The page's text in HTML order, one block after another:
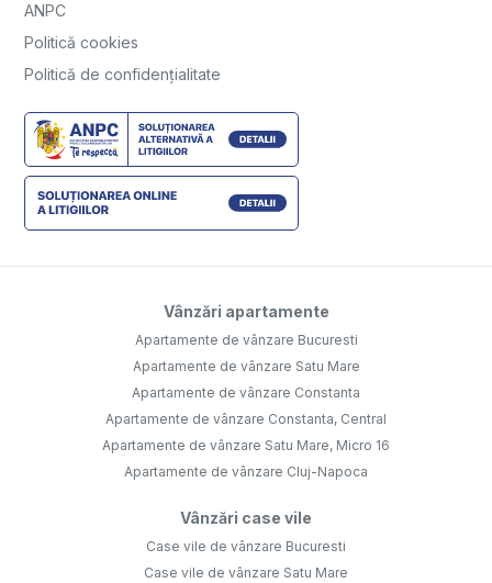
ANPC
Politică cookies
Politică de confidențialitate
Vânzări apartamente
Apartamente de vânzare Bucuresti
Apartamente de vânzare Satu Mare
Apartamente de vânzare Constanta
Apartamente de vânzare Constanta, Central
Apartamente de vânzare Satu Mare, Micro 16
Apartamente de vânzare Cluj-Napoca
Vânzări case vile
Case vile de vânzare Bucuresti
Case vile de vânzare Satu Mare